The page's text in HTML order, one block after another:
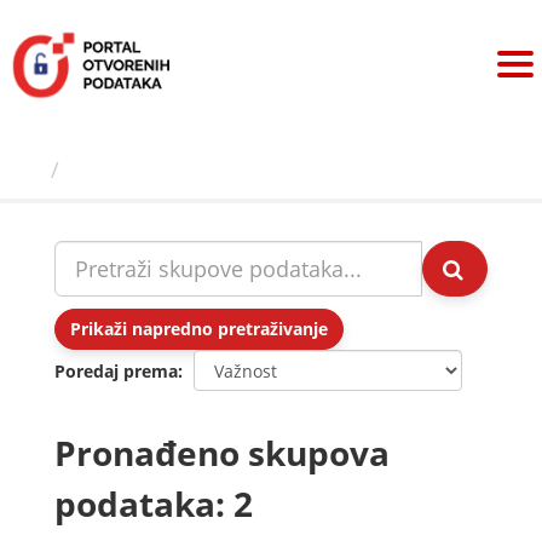
sadržaj
Prikaži napredno pretraživanje
Poredaj prema
Pronađeno skupova
podataka: 2